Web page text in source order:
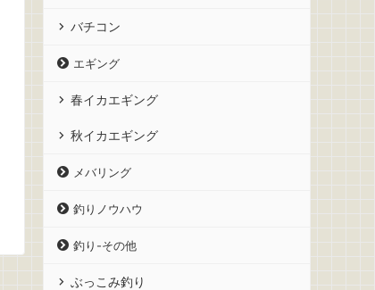
バチコン
エギング
春イカエギング
秋イカエギング
メバリング
釣りノウハウ
釣り-その他
ぶっこみ釣り